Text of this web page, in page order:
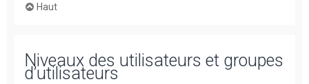
Haut
Niveaux des utilisateurs et groupes
d’utilisateurs